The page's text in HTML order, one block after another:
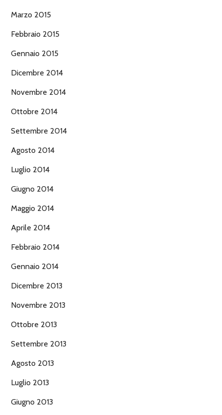
Marzo 2015
Febbraio 2015
Gennaio 2015
Dicembre 2014
Novembre 2014
Ottobre 2014
Settembre 2014
Agosto 2014
Luglio 2014
Giugno 2014
Maggio 2014
Aprile 2014
Febbraio 2014
Gennaio 2014
Dicembre 2013
Novembre 2013
Ottobre 2013
Settembre 2013
Agosto 2013
Luglio 2013
Giugno 2013